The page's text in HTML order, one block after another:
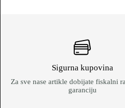
Sigurna kupovina
Za sve nase artikle dobijate fiskalni
garanciju